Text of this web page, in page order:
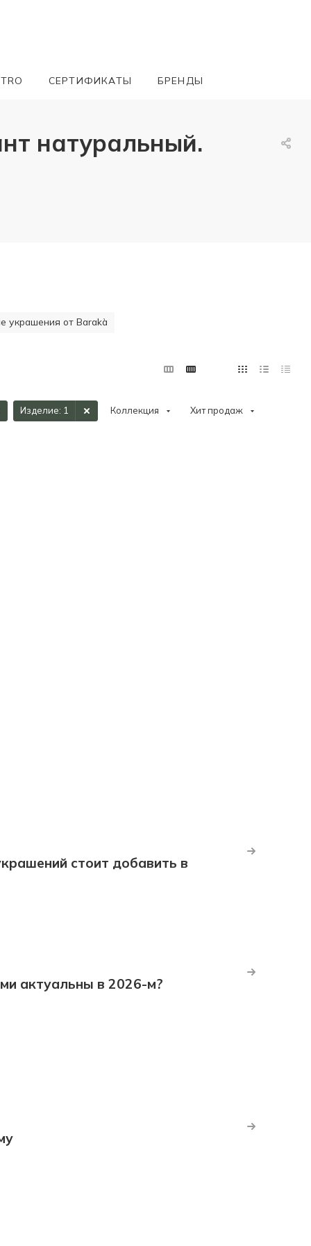
СЕРТИФИКАТЫ БРЕНДЫ
натуральный.
украшения от Barakà
Изделие: 1 Коллекция Хит продаж
стоит добавить в
актуальны в 2026-м?